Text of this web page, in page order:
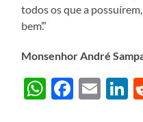
todos os que a
bem’.”
Monsenhor André